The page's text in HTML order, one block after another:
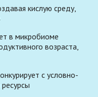
кислую среду,
в микробиоме
возраста,
с условно-